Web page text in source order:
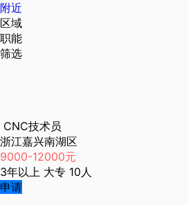
附近
区域
职能
筛选
CNC技术员
浙江嘉兴南湖区
9000-12000元
3年以上 大专 10人
申请